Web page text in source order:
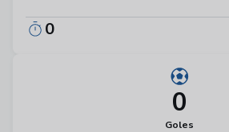
0
0
Goles